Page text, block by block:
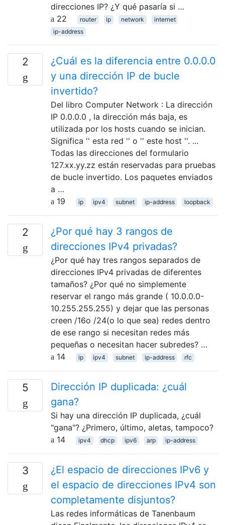
direcciones IP? ¿Y qué pasaría si …
22
router ip network
internet
ip-address
2
¿Cuál es la diferencia entre 0.0.0.0
y una dirección IP de bucle
invertido?
Del libro Computer Network : La dirección
IP 0.0.0.0 , la dirección más baja, es
utilizada por los hosts cuando se inician.
Significa '' esta red '' o '' este host ''. ...
Todas las direcciones del formulario
127.xx.yy.zz están reservadas para pruebas
de bucle invertido. Los paquetes enviados
a …
19
ip ipv4 subnet ip-address loopback
2
¿Por qué hay 3 rangos de
direcciones IPv4 privadas?
¿Por qué hay tres rangos separados de
direcciones IPv4 privadas de diferentes
tamaños? ¿Por qué no simplemente
reservar el rango más grande ( 10.0.0.0-
10.255.255.255) y dejar que las personas
creen /16o /24(o lo que sea) redes dentro
de ese rango si necesitan redes más
pequeñas o necesitan hacer subredes? …
14
ip ipv4 subnet ip-address rfc
5
Dirección IP duplicada: ¿cuál
gana?
Si hay una dirección IP duplicada, ¿cuál
"gana"? ¿Primero, último, aletas, tampoco?
14
ipv4 dhcp ipv6 arp ip-address
3
¿El espacio de direcciones IPv6 y
el espacio de direcciones IPv4 son
completamente disjuntos?
Las redes informáticas de Tanenbaum